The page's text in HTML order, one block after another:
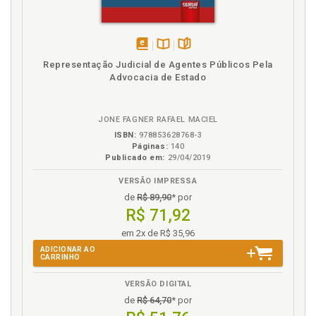
Marlene T. Fuverki Suguimatsu. Teletrabalho.
Diferenciadores determinantes da disciplina jurídica
aplicável e a proteção do trabalhador, p. 61
Maurício P. da Silva. Princípio da proporcionalidade.
princípios do Direito do Trabalho. Aplicação, p. 13
O princípio do duplo grau de jurisdição: conceito e
interpretação à luz dos princípios constitucionais.
Ludmilo Sene, p. 207
Paradigma. Direito do Trabalho. Um paradigma
atual. Luis A. Martins B. Júnior, p. 231
Previdência social como direito fundamental do
na
Representação Judicial de Agentes Públicos Pela
Advocacia de Estado
JONE FAGNER RAFAEL MACIEL
ISBN: 978853628768-3
Páginas: 140
Publicado em: 29/04/2019
VERSÃO IMPRESSA
de R$ 89,90* por
R$ 71,92
em 2x de R$ 35,96
ADICIONAR AO
CARRINHO
VERSÃO DIGITAL
de R$ 64,70* por